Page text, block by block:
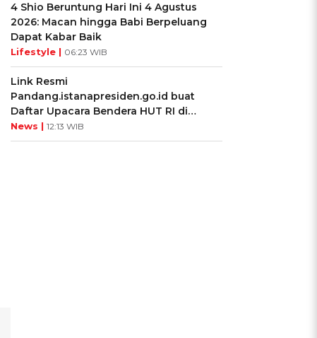
4 Shio Beruntung Hari Ini 4 Agustus
2026: Macan hingga Babi Berpeluang
Dapat Kabar Baik
Lifestyle | 06:23 WIB
Link Resmi
Pandang.istanapresiden.go.id buat
Daftar Upacara Bendera HUT RI di
Istana Negara
News | 12:13 WIB